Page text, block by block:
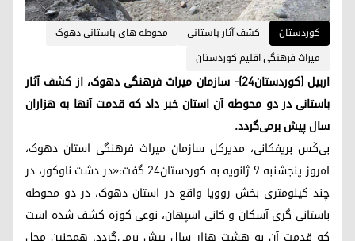
کوردستان کشف آثار باستانی
محوطه های باستانی دهوک
میراث فرهنگی اقلیم کوردستان
اربیل (کوردستان٢٤)- سازمان میراث فرهنگی دهوک، از کشف آثار
باستانی در دو محوطه آن استان خبر داد که قدمت آنها به هزاران
سال پیش بر‌می‌گردد.
بی‌کَس بریفکانی، مدیرکل سازمان میراث فرهنگی استان دهوک،
امروز پنجشنبه ۹ ژانویه به کوردستان۲۴ گفت:«در دشت ناوکور، در
چند کیلومتری بخش روویا واقع در استان دهوک، در دو محوطه
باستانی گری آسکان و کانی اسپهان،‌ نوعی کوزه کشف شده است